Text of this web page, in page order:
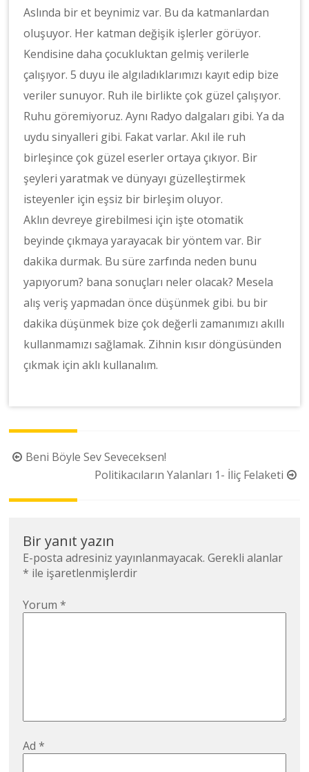
Aslında bir et beynimiz var. Bu da katmanlardan
oluşuyor. Her katman değişik işlerler görüyor.
Kendisine daha çocukluktan gelmiş verilerle
çalışıyor. 5 duyu ile algıladıklarımızı kayıt edip bize
veriler sunuyor. Ruh ile birlikte çok güzel çalışıyor.
Ruhu göremiyoruz. Aynı Radyo dalgaları gibi. Ya da
uydu sinyalleri gibi. Fakat varlar. Akıl ile ruh
birleşince çok güzel eserler ortaya çıkıyor. Bir
şeyleri yaratmak ve dünyayı güzelleştirmek
isteyenler için eşsiz bir birleşim oluyor.
Aklın devreye girebilmesi için işte otomatik
beyinde çıkmaya yarayacak bir yöntem var. Bir
dakika durmak. Bu süre zarfında neden bunu
yapıyorum? bana sonuçları neler olacak? Mesela
alış veriş yapmadan önce düşünmek gibi. bu bir
dakika düşünmek bize çok değerli zamanımızı akıllı
kullanmamızı sağlamak. Zihnin kısır döngüsünden
çıkmak için aklı kullanalım.
YazıBeni Böyle Sev Seveceksen!
Politikacıların Yalanları 1- İliç Felaketi
Bir yanıt yazın
E-posta adresiniz yayınlanmayacak. Gerekli alanlar
* ile işaretlenmişlerdir
Yorum*
Ad*